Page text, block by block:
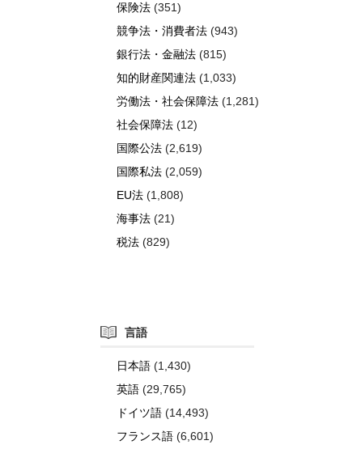
保険法 (351)
競争法・消費者法 (943)
銀行法・金融法 (815)
知的財産関連法 (1,033)
労働法・社会保障法 (1,281)
社会保障法 (12)
国際公法 (2,619)
国際私法 (2,059)
EU法 (1,808)
海事法 (21)
税法 (829)
言語
日本語 (1,430)
英語 (29,765)
ドイツ語 (14,493)
フランス語 (6,601)